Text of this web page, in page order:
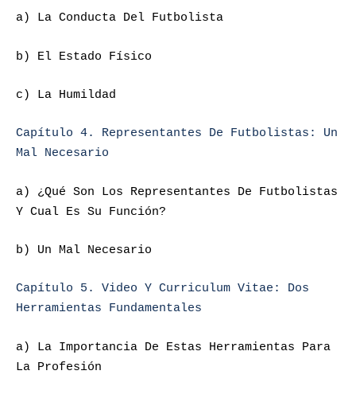
a) La Conducta Del Futbolista
b) El Estado Físico
c) La Humildad
Capítulo 4. Representantes De Futbolistas: Un
Mal Necesario
a) ¿Qué Son Los Representantes De Futbolistas
Y Cual Es Su Función?
b) Un Mal Necesario
Capítulo 5. Video Y Curriculum Vitae: Dos
Herramientas Fundamentales
a) La Importancia De Estas Herramientas Para
La Profesión